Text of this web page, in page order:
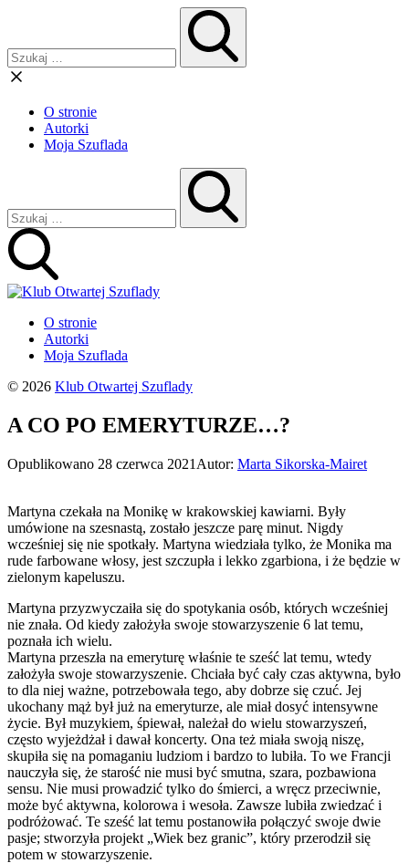
O stronie
Autorki
Moja Szuflada
O stronie
Autorki
Moja Szuflada
© 2026 Klub Otwartej Szuflady
A CO PO EMERYTURZE…?
Opublikowano 28 czerwca 2021 Autor: Marta Sikorska-Mairet
Martyna czekała na Monikę w krakowskiej kawiarni. Były
umówione na szesnastą, zostało jeszcze parę minut. Nigdy
wcześniej się nie spotkały. Martyna wiedziała tylko, że Monika ma
rude farbowane włosy, jest szczupła i lekko zgarbiona, i że będzie w
zielonym kapeluszu.
Martyna przyzwyczaiła się do spotykania osób, których wcześniej
nie znała. Od kiedy założyła swoje stowarzyszenie 6 lat temu,
poznała ich wielu.
Martyna przeszła na emeryturę właśnie te sześć lat temu, wtedy
założyła swoje stowarzyszenie. Chciała być cały czas aktywna, było
to dla niej ważne, potrzebowała tego, aby dobrze się czuć. Jej
ukochany mąż był już na emeryturze, ale miał dosyć intensywne
życie. Był muzykiem, śpiewał, należał do wielu stowarzyszeń,
często wyjeżdżał i dawał koncerty. Ona też miała swoją niszę,
skupiła się na pomaganiu ludziom i bardzo to lubiła. To we Francji
nauczyła się, że starość nie musi być smutna, szara, pozbawiona
sensu. Nie musi prowadzić tylko do śmierci, a wręcz przeciwnie,
może być aktywna, kolorowa i wesoła. Zawsze lubiła zwiedzać i
podróżować. Te sześć lat temu postanowiła połączyć swoje dwie
pasje; stworzyła projekt „Wiek bez granic”, który przerodził się
potem w stowarzyszenie.